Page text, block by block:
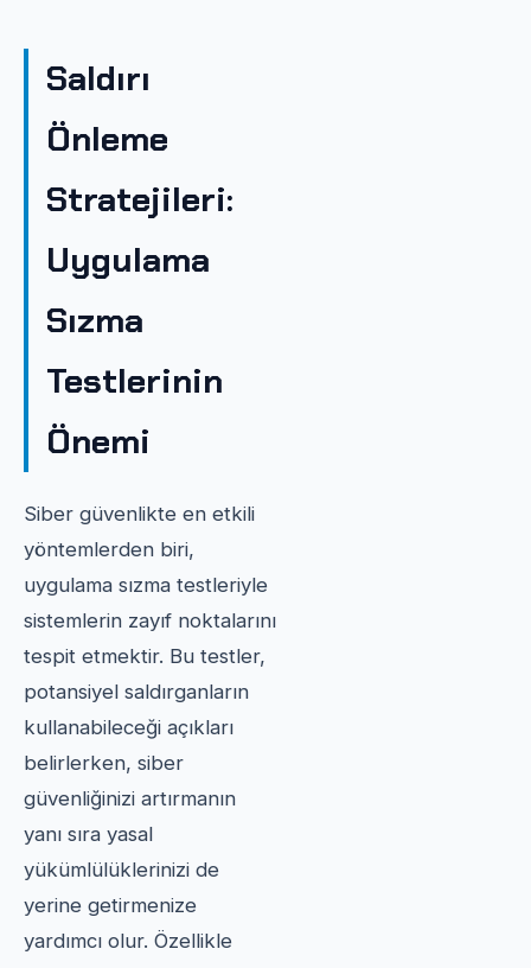
Saldırı
Önleme
Stratejileri:
Uygulama
Sızma
Testlerinin
Önemi
Siber güvenlikte en etkili
yöntemlerden biri,
uygulama sızma testleriyle
sistemlerin zayıf noktalarını
tespit etmektir. Bu testler,
potansiyel saldırganların
kullanabileceği açıkları
belirlerken, siber
güvenliğinizi artırmanın
yanı sıra yasal
yükümlülüklerinizi de
yerine getirmenize
yardımcı olur. Özellikle